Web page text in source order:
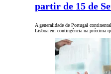
partir de 15 de
A generalidade de Portugal
Lisboa em contingência na próxima